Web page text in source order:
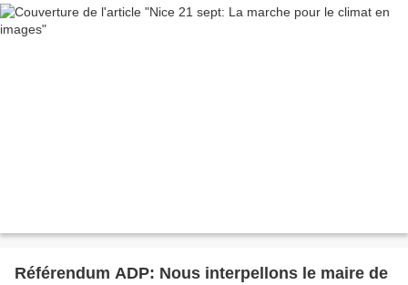
Référendum ADP: Nous interpellons le maire de